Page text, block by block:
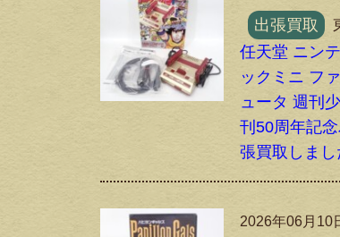
出張買取
任天堂 ニン
ックミニ フ
ュータ 週刊
刊50周年記
張買取しまし
2026年06月10